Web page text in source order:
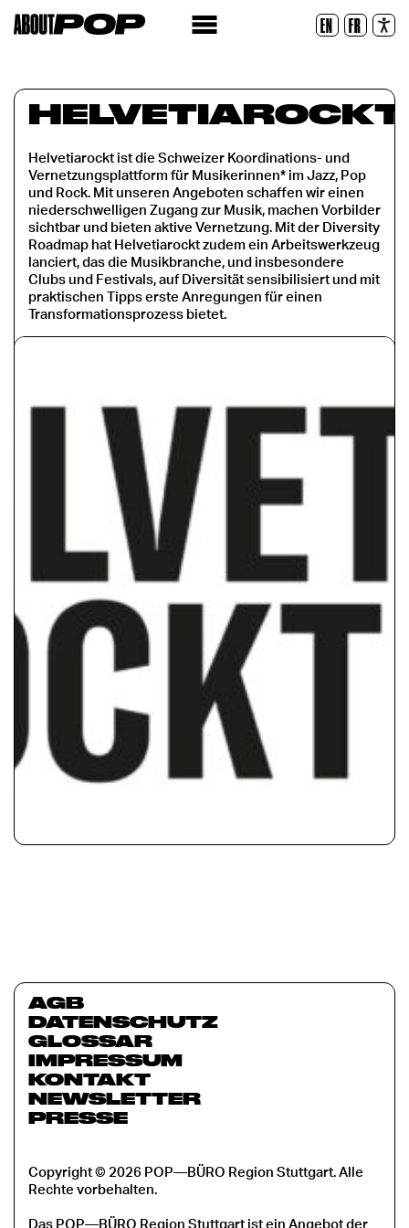
EN FR
Zurücksetzen
HELVETIAROCKT
Helvetiarockt ist die Schweizer Koordinations- und
Vernetzungsplattform für Musikerinnen* im Jazz, Pop
und Rock. Mit unseren Angeboten schaffen wir einen
niederschwelligen Zugang zur Musik, machen Vorbilder
sichtbar und bieten aktive Vernetzung. Mit der Diversity
Roadmap hat Helvetiarockt zudem ein Arbeitswerkzeug
lanciert, das die Musikbranche, und insbesondere
Clubs und Festivals, auf Diversität sensibilisiert und mit
praktischen Tipps erste Anregungen für einen
Transformationsprozess bietet.
AGB
DATENSCHUTZ
GLOSSAR
IMPRESSUM
KONTAKT
NEWSLETTER
PRESSE
Copyright © 2026 POP—BÜRO Region Stuttgart. Alle
Rechte vorbehalten.
Das POP—BÜRO Region Stuttgart ist ein Angebot der